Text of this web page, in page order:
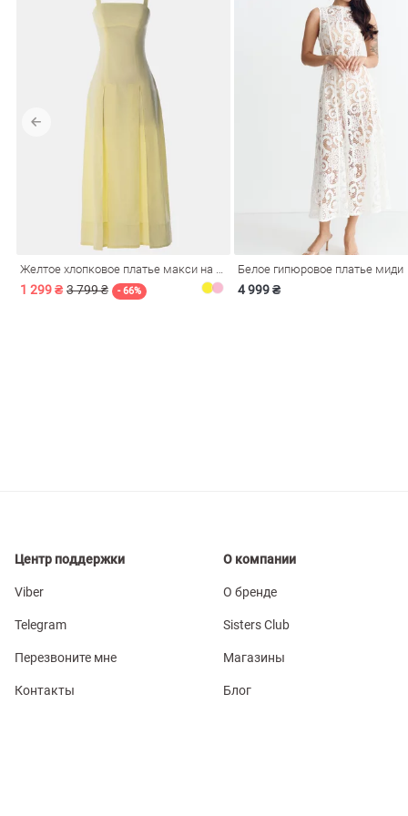
1 299 ₴ 3 799 ₴ - 66%
Белое гипюровое платье миди
4 999 ₴
Центр поддержки
Viber
Telegram
Перезвоните мне
Контакты
О компании
О бренде
Sisters Club
Магазины
Блог